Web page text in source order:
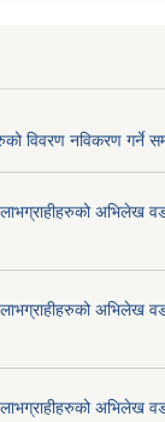
विवरण नविकरण गर्ने
लाभग्राहीहरुको अभिलेख
लाभग्राहीहरुको अभिलेख
लाभग्राहीहरुको अभिलेख